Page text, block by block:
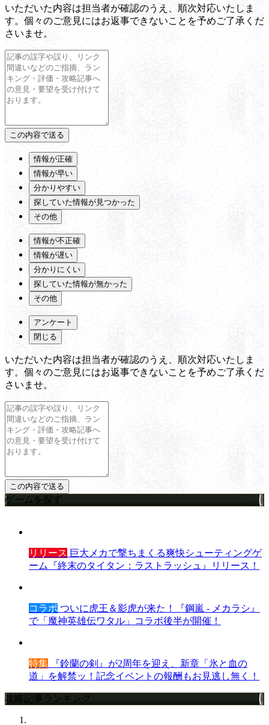
いただいた内容は担当者が確認のうえ、順次対応いたしま
す。個々のご意見にはお返事できないことを予めご了承くだ
さいませ。
情報が正確
情報が早い
分かりやすい
探していた情報が見つかった
その他
情報が不正確
情報が遅い
分かりにくい
探していた情報が無かった
その他
アンケート
閉じる
いただいた内容は担当者が確認のうえ、順次対応いたしま
す。個々のご意見にはお返事できないことを予めご了承くだ
さいませ。
ゲームを探す
リリース 巨大メカで撃ちまくる爽快シューティングゲ
ーム『終末のタイタン：ラストラッシュ』リリース！
コラボ ついに虎王＆影虎が来た！『鋼嵐 - メカラシ』
で「魔神英雄伝ワタル」コラボ後半が開催！
特集 『鈴蘭の剣』が2周年を迎え、新章「氷と血の
道」を解禁ッ！記念イベントの報酬もお見逃し無く！
攻略記事ランキング